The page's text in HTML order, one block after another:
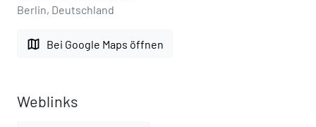
Berlin, Deutschland
map Bei Google Maps öffnen
Weblinks